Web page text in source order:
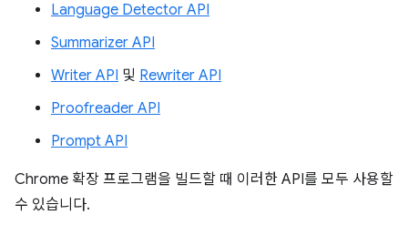
Language Detector API
Summarizer API
Writer API 및 Rewriter API
Proofreader API
Prompt API
Chrome 확장 프로그램을 빌드할 때 이러한 API를 모두 사용할
수 있습니다.